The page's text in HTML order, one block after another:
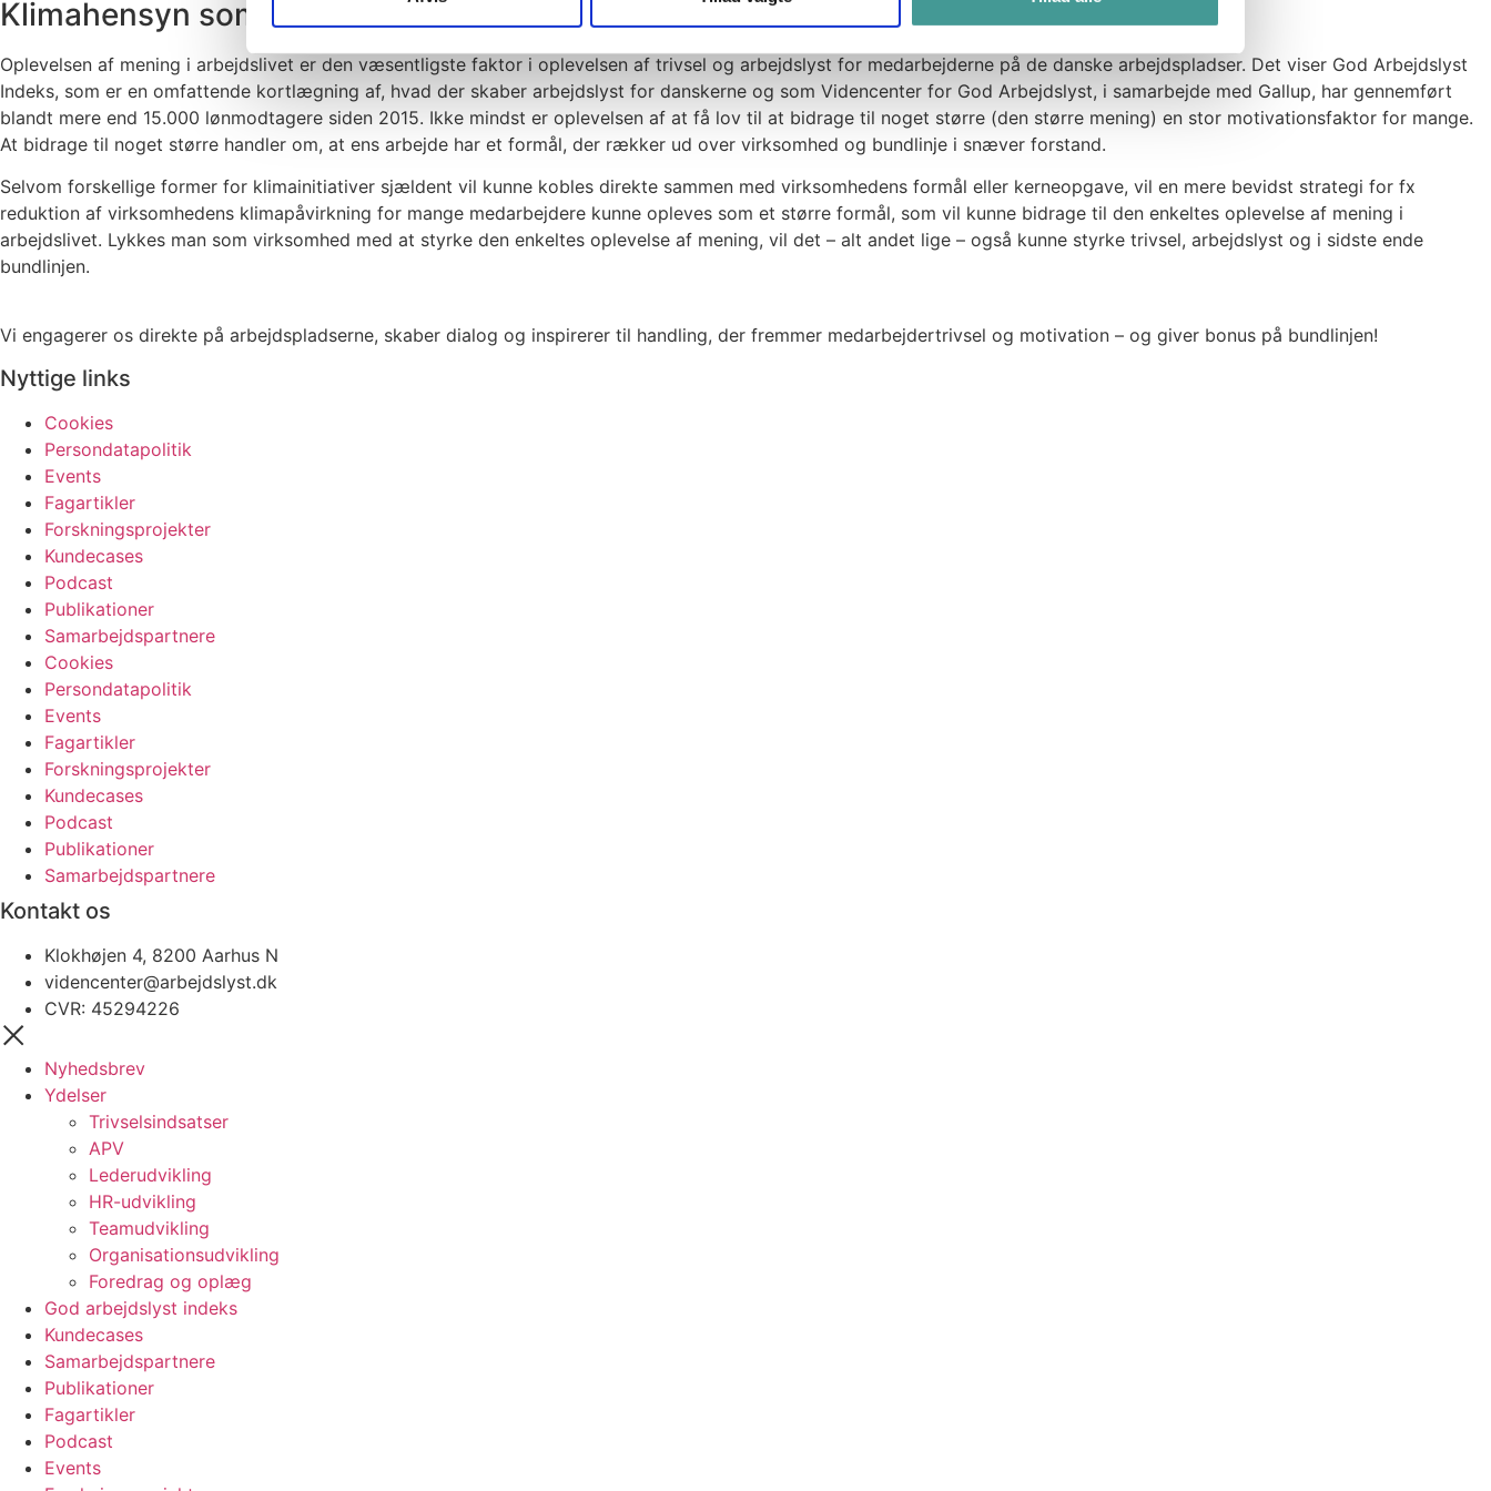
Klimahensyn som bidrag til større mening
Oplevelsen af mening i arbejdslivet er den væsentligste faktor i oplevelsen af trivsel og arbejdslyst for medarbejderne på de danske arbejdspladser. Det viser God Arbejdslyst
Indeks, som er en omfattende kortlægning af, hvad der skaber arbejdslyst for danskerne og som Videncenter for God Arbejdslyst, i samarbejde med Gallup, har gennemført
blandt mere end 15.000 lønmodtagere siden 2015. Ikke mindst er oplevelsen af at få lov til at bidrage til noget større (den større mening) en stor motivationsfaktor for mange.
At bidrage til noget større handler om, at ens arbejde har et formål, der rækker ud over virksomhed og bundlinje i snæver forstand.
Selvom forskellige former for klimainitiativer sjældent vil kunne kobles direkte sammen med virksomhedens formål eller kerneopgave, vil en mere bevidst strategi for fx
reduktion af virksomhedens klimapåvirkning for mange medarbejdere kunne opleves som et større formål, som vil kunne bidrage til den enkeltes oplevelse af mening i
arbejdslivet. Lykkes man som virksomhed med at styrke den enkeltes oplevelse af mening, vil det – alt andet lige – også kunne styrke trivsel, arbejdslyst og i sidste ende
bundlinjen.
Vi engagerer os direkte på arbejdspladserne, skaber dialog og inspirerer til handling, der fremmer medarbejdertrivsel og motivation – og giver bonus på bundlinjen!
Nyttige links
Cookies
Persondatapolitik
Events
Fagartikler
Forskningsprojekter
Kundecases
Podcast
Publikationer
Samarbejdspartnere
Cookies
Persondatapolitik
Events
Fagartikler
Forskningsprojekter
Kundecases
Podcast
Publikationer
Samarbejdspartnere
Kontakt os
Klokhøjen 4, 8200 Aarhus N
videncenter@arbejdslyst.dk
CVR: 45294226
Nyhedsbrev
Ydelser
Trivselsindsatser
APV
Lederudvikling
HR-udvikling
Teamudvikling
Organisationsudvikling
Foredrag og oplæg
God arbejdslyst indeks
Kundecases
Samarbejdspartnere
Publikationer
Fagartikler
Podcast
Events